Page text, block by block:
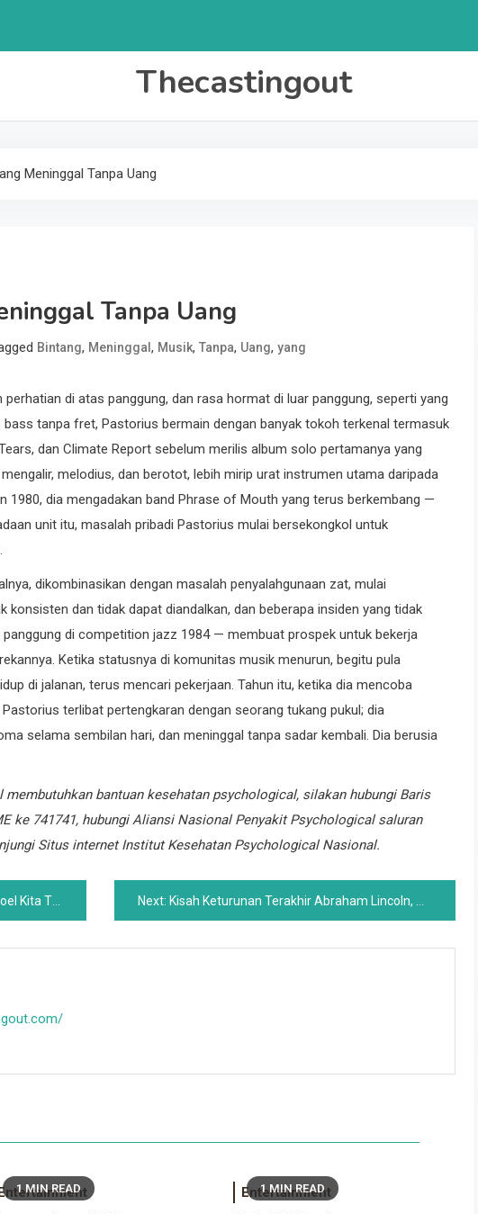
Thecastingout
Meninggal Tanpa Uang
Tanpa Uang
Bintang, Meninggal , Musik, Tanpa, Uang, yang
di atas panggung, dan rasa hormat di luar panggung, seperti yang
tanpa fret, Pastorius bermain dengan banyak tokoh terkenal termasuk
dan Climate Report sebelum merilis album solo pertamanya yang
melodius, dan berotot, lebih mirip urat instrumen utama daripada
1980, dia mengadakan band Phrase of Mouth yang terus berkembang —
unit itu, masalah pribadi Pastorius mulai bersekongkol untuk
dikombinasikan dengan masalah penyalahgunaan zat, mulai
dan tidak dapat diandalkan, dan beberapa insiden yang tidak
di competition jazz 1984 — membuat prospek untuk bekerja
Ketika statusnya di komunitas musik menurun, begitu pula
di jalanan, terus mencari pekerjaan. Tahun itu, ketika dia mencoba
terlibat pertengkaran dengan seorang tukang pukul; dia
selama sembilan hari, dan meninggal tanpa sadar kembali. Dia berusia
bantuan kesehatan psychological, silakan hubungi Baris
ke 741741, hubungi Aliansi Nasional Penyakit Psychological saluran
Situs internet Institut Kesehatan Psychological Nasional.
Api Next: Kisah Keturunan Terakhir Abraham Lincoln, Robert Todd Lincoln Beckwith
1 MIN READ 1 MIN READ
Entertainment